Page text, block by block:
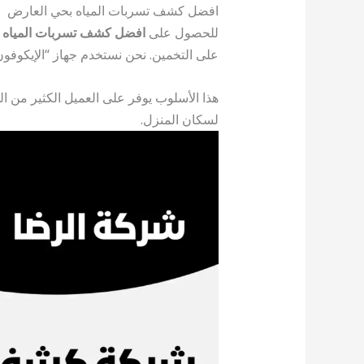
افضل كشف تسربات المياه بحي العارض
للحصول على افضل كشف تسربات
على التخمين. نحن نستخدم جهاز
هذا الأسلوب يوفر على العميل الكثير
لسكان المنزل.